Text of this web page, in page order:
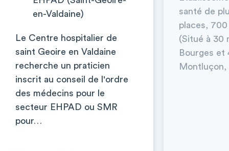
en-Valdaine)
Le Centre hospitalier de
saint Geoire en Valdaine
recherche un praticien
inscrit au conseil de l'ordre
des médecins pour le
secteur EHPAD ou SMR
pour…
santé de
places,
(Situé à 30
Bourges et
Montluçon,